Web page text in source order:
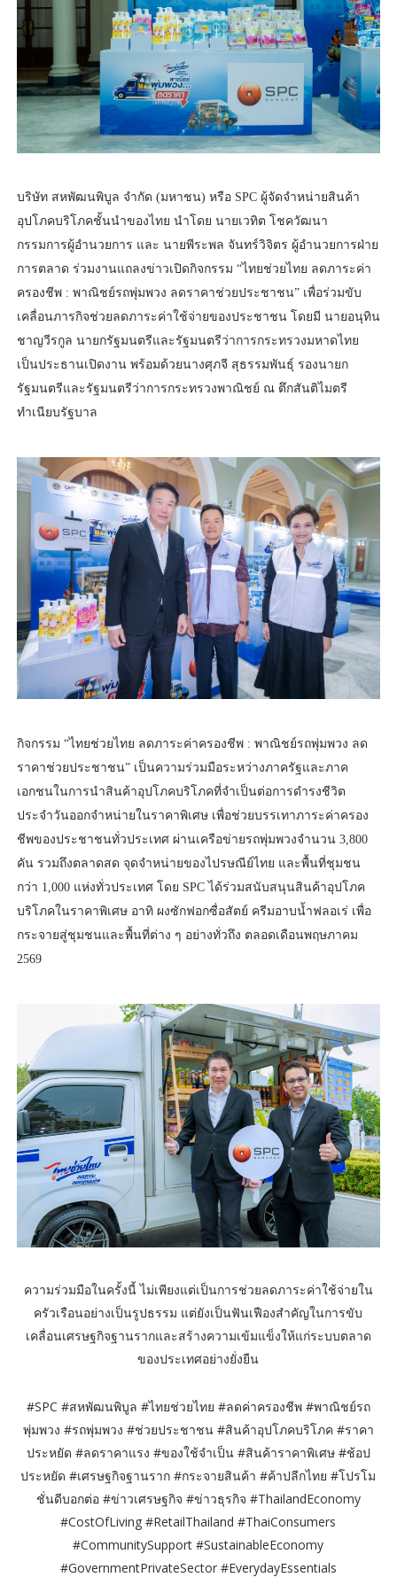
บริษัท สหพัฒนพิบูล จำกัด (มหาชน) หรือ SPC ผู้จัดจำหน่ายสินค้า
อุปโภคบริโภคชั้นนำของไทย นำโดย นายเวทิต โชควัฒนา
กรรมการผู้อำนวยการ และ นายพีระพล จันทร์วิจิตร ผู้อำนวยการฝ่าย
การตลาด ร่วมงานแถลงข่าวเปิดกิจกรรม “ไทยช่วยไทย ลดภาระค่า
ครองชีพ : พาณิชย์รถพุ่มพวง ลดราคาช่วยประชาชน” เพื่อร่วมขับ
เคลื่อนภารกิจช่วยลดภาระค่าใช้จ่ายของประชาชน โดยมี นายอนุทิน
ชาญวีรกูล นายกรัฐมนตรีและรัฐมนตรีว่าการกระทรวงมหาดไทย
เป็นประธานเปิดงาน พร้อมด้วยนางศุภจี สุธรรมพันธุ์ รองนายก
รัฐมนตรีและรัฐมนตรีว่าการกระทรวงพาณิชย์ ณ ตึกสันติไมตรี
ทำเนียบรัฐบาล
กิจกรรม “ไทยช่วยไทย ลดภาระค่าครองชีพ : พาณิชย์รถพุ่มพวง ลด
ราคาช่วยประชาชน” เป็นความร่วมมือระหว่างภาครัฐและภาค
เอกชนในการนำสินค้าอุปโภคบริโภคที่จำเป็นต่อการดำรงชีวิต
ประจำวันออกจำหน่ายในราคาพิเศษ เพื่อช่วยบรรเทาภาระค่าครอง
ชีพของประชาชนทั่วประเทศ ผ่านเครือข่ายรถพุ่มพวงจำนวน 3,800
คัน รวมถึงตลาดสด จุดจำหน่ายของไปรษณีย์ไทย และพื้นที่ชุมชน
กว่า 1,000 แห่งทั่วประเทศ โดย SPC ได้ร่วมสนับสนุนสินค้าอุปโภค
บริโภคในราคาพิเศษ อาทิ ผงซักฟอกซื่อสัตย์ ครีมอาบน้ำฟลอเร่ เพื่อ
กระจายสู่ชุมชนและพื้นที่ต่าง ๆ อย่างทั่วถึง ตลอดเดือนพฤษภาคม
2569
ความร่วมมือในครั้งนี้ ไม่เพียงแต่เป็นการช่วยลดภาระค่าใช้จ่ายใน
ครัวเรือนอย่างเป็นรูปธรรม แต่ยังเป็นฟันเฟืองสำคัญในการขับ
เคลื่อนเศรษฐกิจฐานรากและสร้างความเข้มแข็งให้แก่ระบบตลาด
ของประเทศอย่างยั่งยืน
#SPC #สหพัฒนพิบูล #ไทยช่วยไทย #ลดค่าครองชีพ #พาณิชย์รถ
พุ่มพวง #รถพุ่มพวง #ช่วยประชาชน #สินค้าอุปโภคบริโภค #ราคา
ประหยัด #ลดราคาแรง #ของใช้จำเป็น #สินค้าราคาพิเศษ #ช้อป
ประหยัด #เศรษฐกิจฐานราก #กระจายสินค้า #ค้าปลีกไทย #โปรโม
ชั่นดีบอกต่อ #ข่าวเศรษฐกิจ #ข่าวธุรกิจ #ThailandEconomy
#CostOfLiving #RetailThailand #ThaiConsumers
#CommunitySupport #SustainableEconomy
#GovernmentPrivateSector #EverydayEssentials